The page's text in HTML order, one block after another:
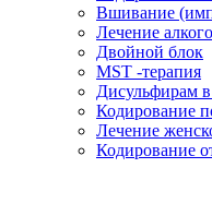
Вшивание
Лечение
Двойной блок
MST -терапия
Дисульфирам
Кодирование
Лечение
Кодирование